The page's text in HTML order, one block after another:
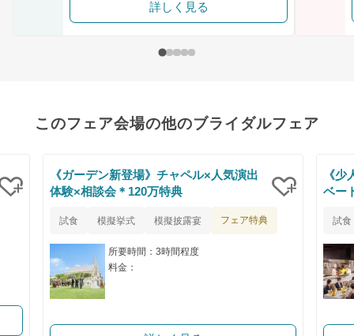
詳しく見る
このフェア会場の他のブライダルフェア
《ガーデン新登場》チャペル×人気演出
体験×相談会＊120万特典
試食 模擬挙式 模擬披露宴 フェア特典
所要時間：3時間程度
料金：
《
ベー
試食